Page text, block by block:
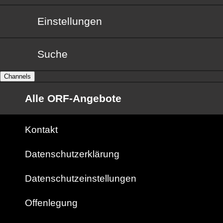
Einstellungen
Suche
Channels
Alle ORF-Angebote
Kontakt
Datenschutzerklärung
Datenschutzeinstellungen
Offenlegung